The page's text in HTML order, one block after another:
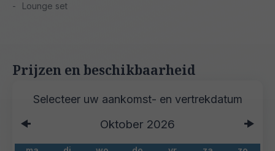
Lounge set
Prijzen en beschikbaarheid
Oktober 2026